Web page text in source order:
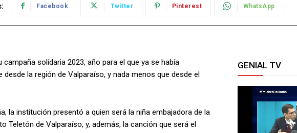
Facebook Twitter Pinterest WhatsApp
solidaria 2023, año para el que ya se había
la región de Valparaíso, y nada menos que desde el
la institución presentó a quien será la niña embajadora de la
Teletón de Valparaíso, y, además, la canción que será el
GENIAL TV